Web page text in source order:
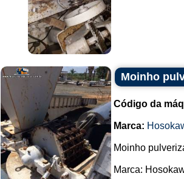
Moinho
Código da
Marca:
Moinho
Marca: